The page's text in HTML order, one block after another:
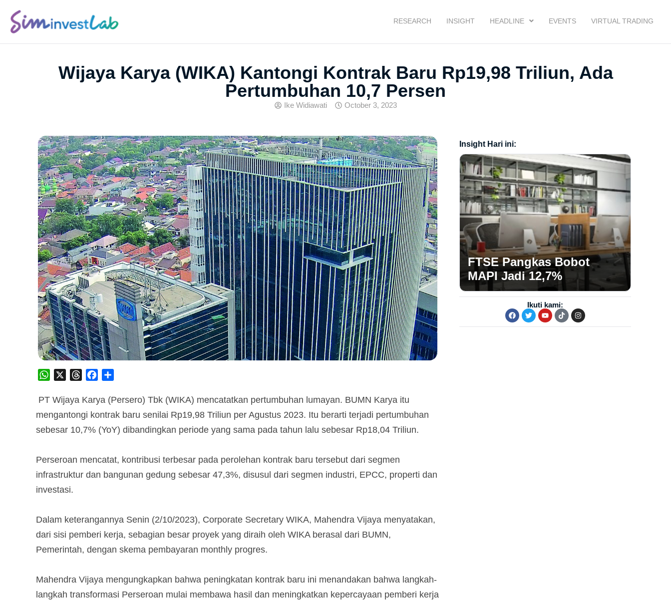
RESEARCH INSIGHT HEADLINE EVENTS VIRTUAL TRADING
Wijaya Karya (WIKA) Kantongi Kontrak Baru Rp19,98 Triliun, Ada
Pertumbuhan 10,7 Persen
Ike Widiawati October 3, 2023
WhatsApp ThreadsFacebook
PT Wijaya Karya (Persero) Tbk (WIKA) mencatatkan pertumbuhan lumayan. BUMN Karya itu
mengantongi kontrak baru senilai Rp19,98 Triliun per Agustus 2023. Itu berarti terjadi pertumbuhan
sebesar 10,7% (YoY) dibandingkan periode yang sama pada tahun lalu sebesar Rp18,04 Triliun.
Perseroan mencatat, kontribusi terbesar pada perolehan kontrak baru tersebut dari segmen
infrastruktur dan bangunan gedung sebesar 47,3%, disusul dari segmen industri, EPCC, properti dan
investasi.
Dalam keterangannya Senin (2/10/2023), Corporate Secretary WIKA, Mahendra Vijaya menyatakan,
dari sisi pemberi kerja, sebagian besar proyek yang diraih oleh WIKA berasal dari BUMN,
Pemerintah, dengan skema pembayaran monthly progres.
Mahendra Vijaya mengungkapkan bahwa peningkatan kontrak baru ini menandakan bahwa langkah-
langkah transformasi Perseroan mulai membawa hasil dan meningkatkan kepercayaan pemberi kerja
Insight Hari ini:
FTSE Pangkas Bobot
MAPI Jadi 12,7%
Ikuti kami: